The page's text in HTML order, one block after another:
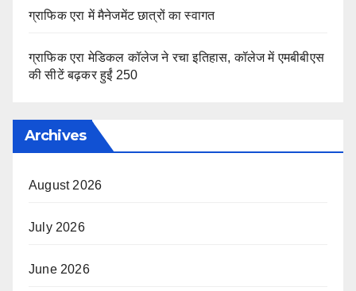
ग्राफिक एरा में मैनेजमेंट छात्रों का स्वागत
ग्राफिक एरा मेडिकल कॉलेज ने रचा इतिहास, कॉलेज में एमबीबीएस
की सीटें बढ़कर हुईं 250
Archives
August 2026
July 2026
June 2026